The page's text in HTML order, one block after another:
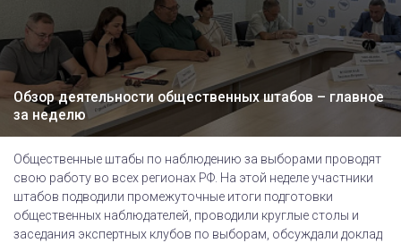
Обзор деятельности общественных штабов – главное
за неделю
Общественные штабы по наблюдению за выборами проводят
свою работу во всех регионах РФ. На этой неделе участники
штабов подводили промежуточные итоги подготовки
общественных наблюдателей, проводили круглые столы и
заседания экспертных клубов по выборам, обсуждали доклад